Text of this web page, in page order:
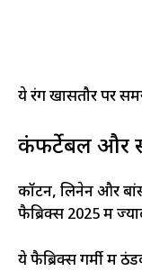
ये रंग खासतौर पर
कंफर्टेबल और
कॉटन, लिनेन और
फैब्रिक्स 2025 में
ये फैब्रिक्स गर्मी में